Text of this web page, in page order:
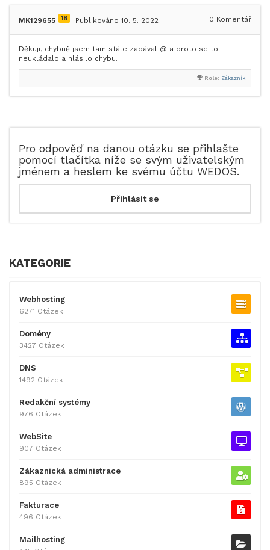
MK129655 18 Publikováno 10. 5. 2022 0 Komentář
Děkuji, chybně jsem tam stále zadával @ a proto se to
neukládalo a hlásilo chybu.
Role: Zákazník
Pro odpověď na danou otázku se přihlašte
pomocí tlačítka níže se svým uživatelským
jménem a heslem ke svému účtu WEDOS.
KATEGORIE
Webhosting
6271 Otázek
Domény
3427 Otázek
DNS
1492 Otázek
Redakční systémy
976 Otázek
WebSite
907 Otázek
Zákaznická administrace
895 Otázek
Fakturace
496 Otázek
Mailhosting